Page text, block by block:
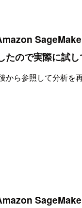
たので実際に試
から参照して分析を